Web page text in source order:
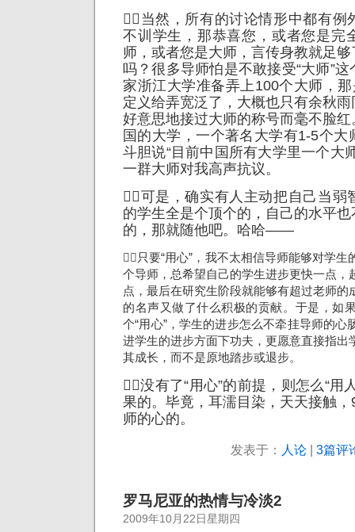
当然，所有的讨论情形中都有例
不训学生，那恭喜您，或者您是完
师，或者您是大师，言传身教就足
吗？很多导师怕是不敢接受“大师”
家浙江大学准备弄上100个大师，那
定义给弄宽泛了，大概也只有余秋
好意思地接过大师的称号而毫不脸
国的大学，一个著名大学有1-5个大
斗胆说“目前中国所有大学里一个大
一群大师对我高声抗议。
可是，确实有人主动把自己当弱
的学生全是个顶个的，自己的水平
的，那就随他吧。哈哈——
只要“用心”，我不太相信导师能够对学
个导师，总希望自己的学生进步更快一点，
点，最后在研究生阶段就能够有超过老师的
的名声又做了什么积极的贡献。于是，如
个“用心”，学生的进步怎么不牵挂导师的心
进学生的进步方面下功夫，更愿意直接指出
其成长，而不是原地踏步或退步。
没有了“用心”的前提，则怎么“用
果的。毕竟，耳濡目染，天天接触
师的心的。
发表于： 人论 3篇评
罗马尼亚的热情与冷淡2
2009年10月22日星期四